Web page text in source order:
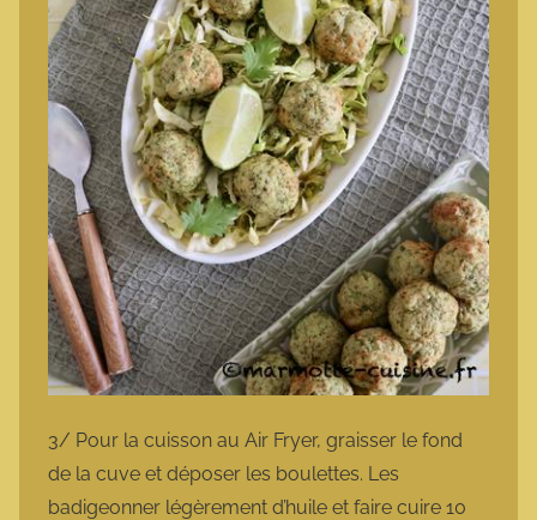
3/ Pour la cuisson au Air Fryer, graisser le fond
de la cuve et déposer les boulettes. Les
badigeonner légèrement d’huile et faire cuire 10